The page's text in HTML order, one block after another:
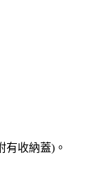
有收納蓋)。